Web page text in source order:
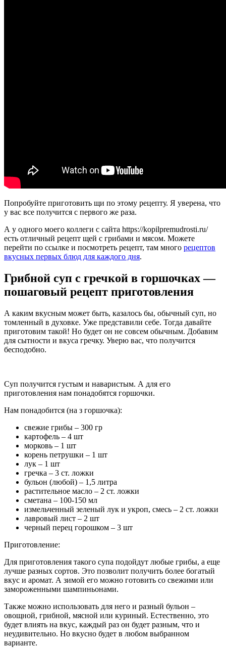
Попробуйте приготовить щи по этому рецепту. Я уверена, что
у вас все получится с первого же раза.
А у одного моего коллеги с сайта https://kopilpremudrosti.ru/
есть отличный рецепт щей с грибами и мясом. Можете
перейти по ссылке и посмотреть рецепт, там много рецептов
вкусных первых блюд для каждого дня.
Грибной суп с гречкой в горшочках —
пошаговый рецепт приготовления
А каким вкусным может быть, казалось бы, обычный суп, но
томленный в духовке. Уже представили себе. Тогда давайте
приготовим такой! Но будет он не совсем обычным. Добавим
для сытности и вкуса гречку. Уверю вас, что получится
бесподобно.
Суп получится густым и наваристым. А для его
приготовления нам понадобятся горшочки.
Нам понадобится (на з горшочка):
свежие грибы – 300 гр
картофель – 4 шт
морковь – 1 шт
корень петрушки – 1 шт
лук – 1 шт
гречка – 3 ст. ложки
бульон (любой) – 1,5 литра
растительное масло – 2 ст. ложки
сметана – 100-150 мл
измельченный зеленый лук и укроп, смесь – 2 ст. ложки
лавровый лист – 2 шт
черный перец горошком – 3 шт
Приготовление:
Для приготовления такого супа подойдут любые грибы, а еще
лучше разных сортов. Это позволит получить более богатый
вкус и аромат. А зимой его можно готовить со свежими или
замороженными шампиньонами.
Также можно использовать для него и разный бульон –
овощной, грибной, мясной или куриный. Естественно, это
будет влиять на вкус, каждый раз он будет разным, что и
неудивительно. Но вкусно будет в любом выбранном
варианте.